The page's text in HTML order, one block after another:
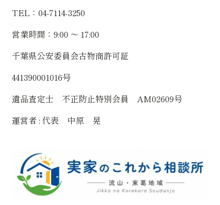
TEL：04-7114-3250
営業時間：9:00 〜 17:00
千葉県公安委員会古物商許可証
441390001016号
遺品査定士 不正防止特別会員 AM02609号
運営者 : 代表 中原 晃